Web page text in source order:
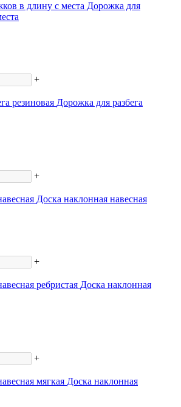
Дорожка для
+
Дорожка для разбега
+
Доска наклонная навесная
+
Доска наклонная
+
Доска наклонная